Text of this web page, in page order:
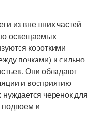
из внешних частей
освещаемых
короткими
почками) и сильно
Они обладают
и восприятию
черенок для
подвоем и